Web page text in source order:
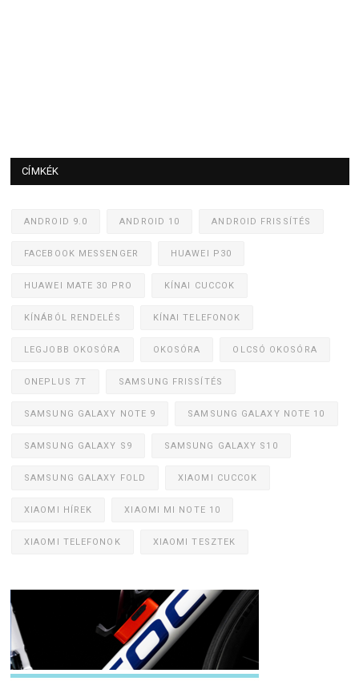
CÍMKÉK
ANDROID 9.0 ANDROID 10 ANDROID FRISSÍTÉS
FACEBOOK MESSENGER HUAWEI P30
HUAWEI MATE 30 PRO KÍNAI CUCCOK
KÍNÁBÓL RENDELÉS KÍNAI TELEFONOK
LEGJOBB OKOSÓRA OKOSÓRA OLCSÓ OKOSÓRA
ONEPLUS 7T SAMSUNG FRISSÍTÉS
SAMSUNG GALAXY NOTE 9 SAMSUNG GALAXY NOTE 10
SAMSUNG GALAXY S9 SAMSUNG GALAXY S10
SAMSUNG GALAXY FOLD XIAOMI CUCCOK
XIAOMI HÍREK XIAOMI MI NOTE 10
XIAOMI TELEFONOK XIAOMI TESZTEK